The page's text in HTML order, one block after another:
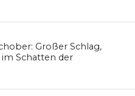
Großer Schlag,
Schatten der